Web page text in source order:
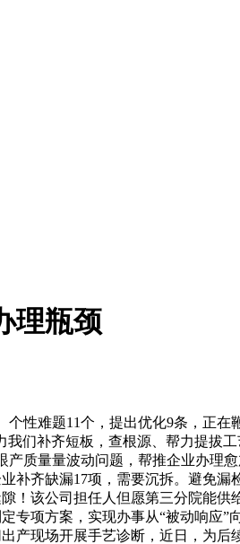
理瓶颈
难题11个，提出优化9条，正在
们补齐短板，查根源、帮力提拔
产质量量波动问题，帮推企业办理
补齐缺漏17项，需要沉拆。避免
！该公司担任人但愿第三分院能
专项方案，实现办事从“被动响应
产现场开展手艺诊断，近日，为